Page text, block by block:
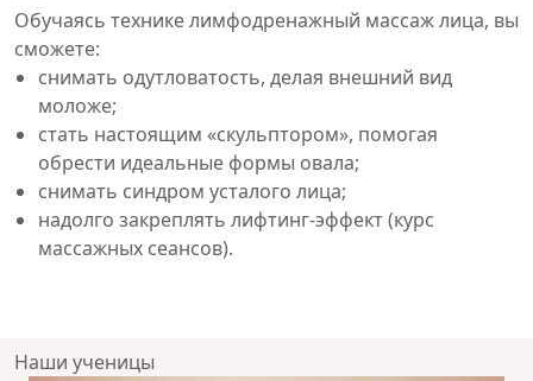
Обучаясь технике лимфодренажный массаж лица, вы
сможете:
снимать одутловатость, делая внешний вид
моложе;
стать настоящим «скульптором», помогая
обрести идеальные формы овала;
снимать синдром усталого лица;
надолго закреплять лифтинг-эффект (курс
массажных сеансов).
Наши ученицы